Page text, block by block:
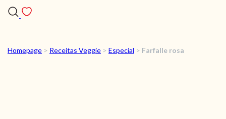
RECEITAS
Homepage > Receitas Veggie > Especial > Farfalle rosa